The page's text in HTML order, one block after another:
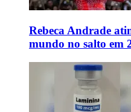
Rebeca Andrade
mundo no salto em